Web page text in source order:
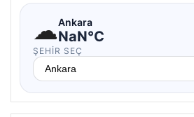
☁Ankara
NaN°C
ŞEHIR SEÇ